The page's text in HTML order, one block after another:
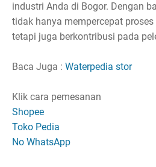
industri Anda di Bogor. Dengan
tidak hanya mempercepat
tetapi juga berkontribusi pada
Baca Juga : Waterpedia stor
Klik cara pemesanan
Shopee
Toko Pedia
No WhatsApp